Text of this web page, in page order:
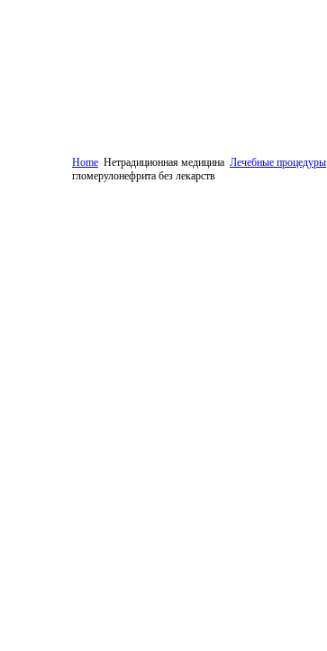
Home Нетрадиционная медицина Лечебные процедуры
гломерулонефрита без лекарств